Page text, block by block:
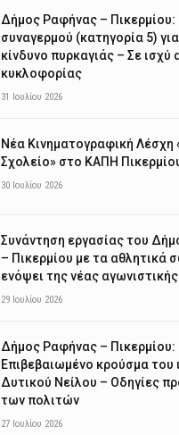
Δήμος Ραφήνας –
συναγερμού (κατηγορία 5)
κίνδυνο πυρκαγιάς – Σε ισχύ
κυκλοφορίας
31 Ιουλίου 2026
Νέα Κινηματογραφική Λέσχη
Σχολείο» στο ΚΑΠΗ
30 Ιουλίου 2026
Συνάντηση εργασίας του
– Πικερμίου με τα αθλητικά
ενόψει της νέας
29 Ιουλίου 2026
Δήμος Ραφήνας – Πικερμίου:
Επιβεβαιωμένο κρούσμα του
Δυτικού Νείλου – Οδηγίες
των πολιτών
27 Ιουλίου 2026